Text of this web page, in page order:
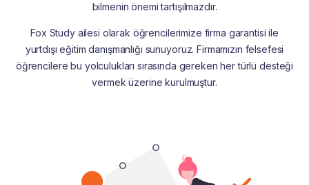
bilmenin önemi tartışılmazdır.
Fox Study ailesi olarak öğrencilerimize firma garantisi ile
yurtdışı eğitim danışmanlığı sunuyoruz. Firmamızın felsefesi
öğrencilere bu yolculukları sırasında gereken her türlü desteği
vermek üzerine kurulmuştur.